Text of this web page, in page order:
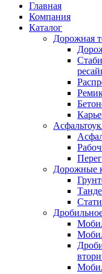
Главная
Компания
Каталог
Дорожная
Дорожные